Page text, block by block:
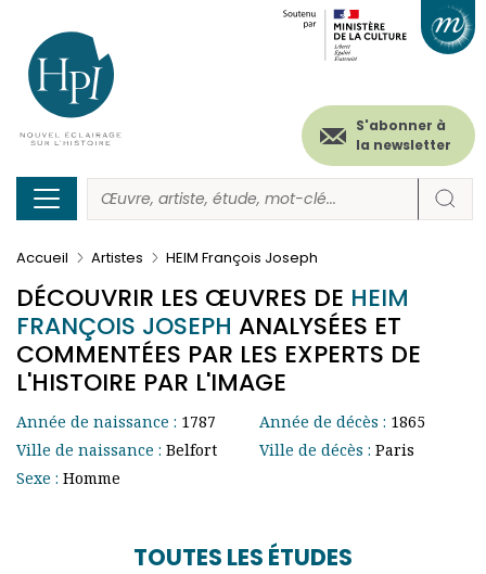
contenu
principal
Menu
secondaire
(header)
S'abonner à
la newsletter
Accueil Artistes HEIM François Joseph
DÉCOUVRIR LES ŒUVRES DE HEIM
FRANÇOIS JOSEPH ANALYSÉES ET
COMMENTÉES PAR LES EXPERTS DE
L'HISTOIRE PAR L'IMAGE
Année de naissance : 1787
Ville de naissance : Belfort
Sexe : Homme
Année de décès : 1865
Ville de décès : Paris
TOUTES LES ÉTUDES